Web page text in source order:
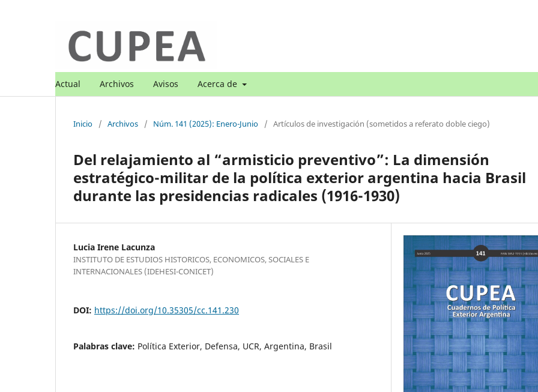
Actual Archivos Avisos Acerca de
Inicio / Archivos / Núm. 141 (2025): Enero-Junio / Artículos de investigación (sometidos a referato doble ciego)
Del relajamiento al “armisticio preventivo”: La dimensión
estratégico-militar de la política exterior argentina hacia Brasil
durante las presidencias radicales (1916-1930)
Lucia Irene Lacunza
INSTITUTO DE ESTUDIOS HISTORICOS, ECONOMICOS, SOCIALES E
INTERNACIONALES (IDEHESI-CONICET)
DOI: https://doi.org/10.35305/cc.141.230
Palabras clave: Política Exterior, Defensa, UCR, Argentina, Brasil